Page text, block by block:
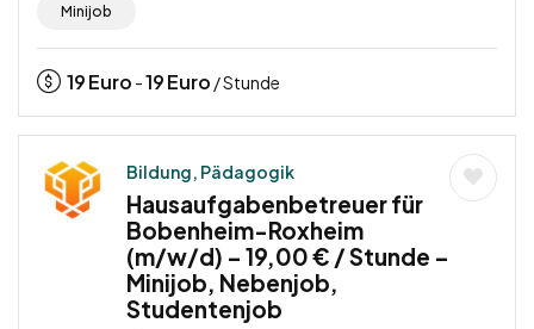
Minijob
19Euro -19Euro / Stunde
Bildung, Pädagogik
Hausaufgabenbetreuer für
Bobenheim-Roxheim
(m/w/d) – 19,00 € / Stunde –
Minijob, Nebenjob,
Studentenjob